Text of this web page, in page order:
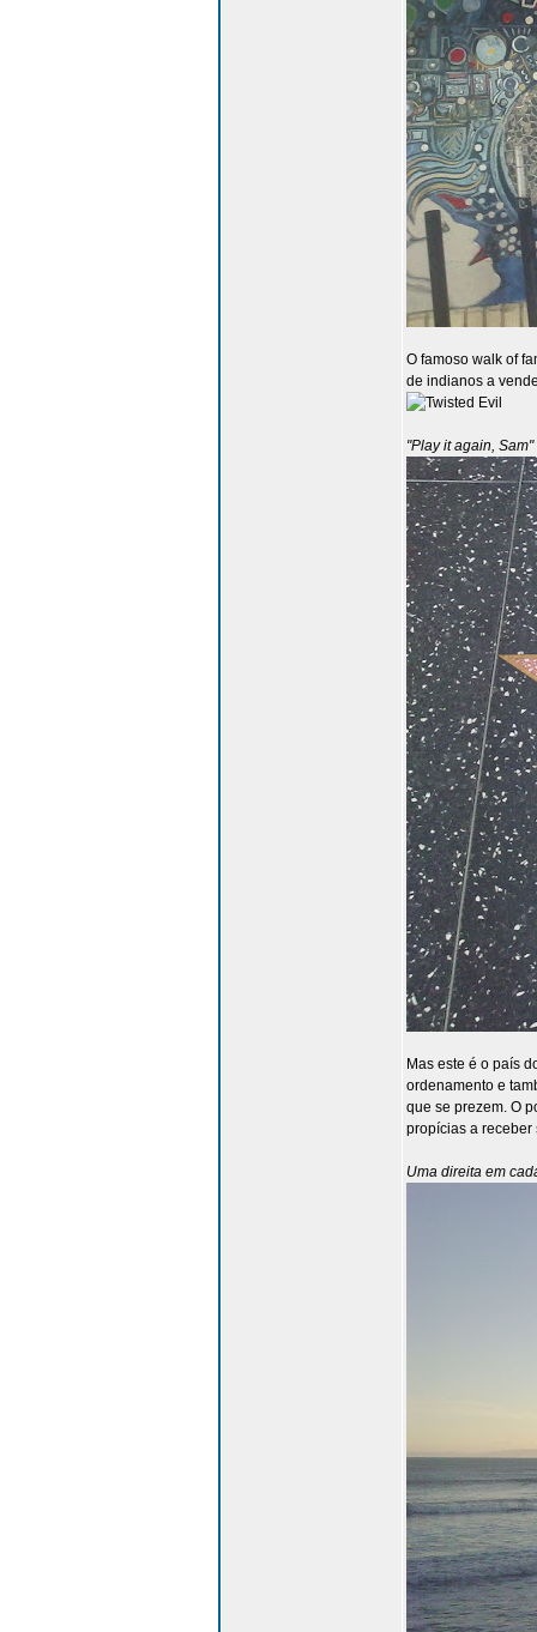
O famoso walk of
de indianos a
"Play it again, Sam"
Mas este é o país
ordenamento e
que se prezem. O
propícias a receber
Uma direita em